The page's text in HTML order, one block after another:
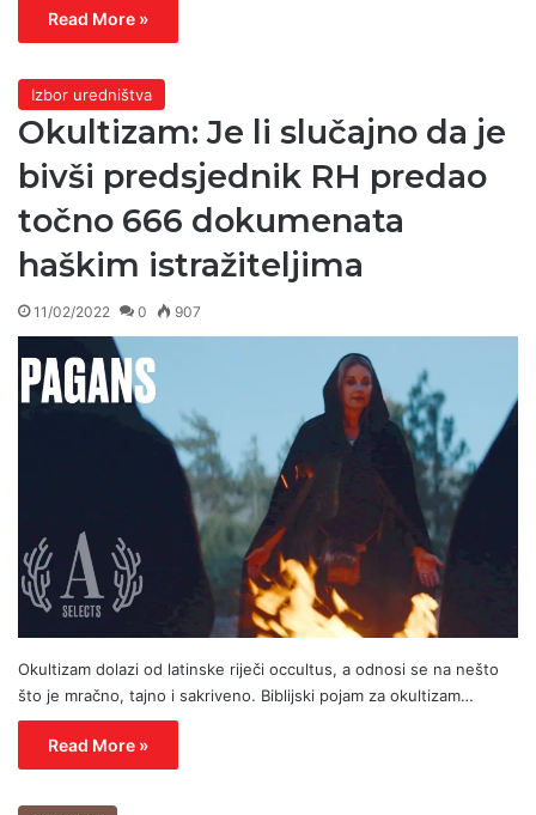
Read More »
Izbor uredništva
Okultizam: Je li slučajno da je
bivši predsjednik RH predao
točno 666 dokumenata
haškim istražiteljima
11/02/2022 0 907
Okultizam dolazi od latinske riječi occultus, a odnosi se na nešto
što je mračno, tajno i sakriveno. Biblijski pojam za okultizam…
Read More »